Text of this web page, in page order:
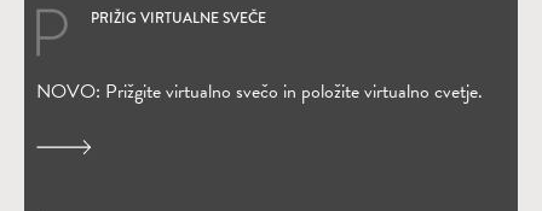
PRIŽIG VIRTUALNE SVEČE
NOVO: Prižgite virtualno svečo in položite virtualno cvetje.
(Odpre se v novem oknu)